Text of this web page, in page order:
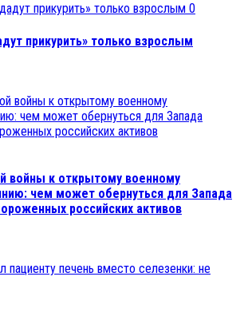
0
прикурить» только взрослым
войны к открытому военному
чем может обернуться для Запада
российских активов